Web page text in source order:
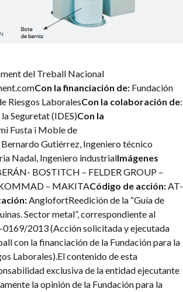
del Treball Nacional
Con la financiación de: Fundación
Riesgos LaboralesCon la colaboración de:
Seguretat (IDES)Con la
Fusta i Moble de
Bernardo Gutiérrez, Ingeniero técnico
Nadal, Ingeniero industrialImágenes
BOSTITCH – FELDER GROUP –
– MAKITACódigo de acción:AT-
AnglofortReedición de la “Guía de
Sector metal”, correspondiente al
2013 (Acción solicitada y ejecutada
con la financiación de la Fundación para la
Laborales).El contenido de esta
exclusiva de la entidad ejecutante
la opinión de la Fundación para la